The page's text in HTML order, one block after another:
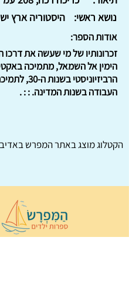
היסטוריה ארץ
נושא ראשי:
אודות הספר:
זכרונותיו של מי שעשה את דרכו
הימין אל השמאל, מתמיכה
הרביזיוניסטי
העבודה בשנות המדינה. : : .
הקטלוג מוצג באתרהמפרש